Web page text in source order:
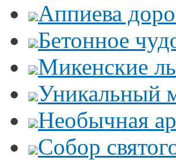
Аппиева
Бетонное
Микенские
Уникальный
Необычная
Собор